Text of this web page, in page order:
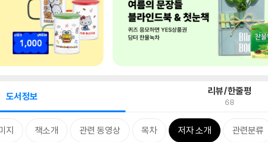
도서정보 리뷰/한줄평
68
지 책소개 관련 동영상 목차 저자 소개 관련분류